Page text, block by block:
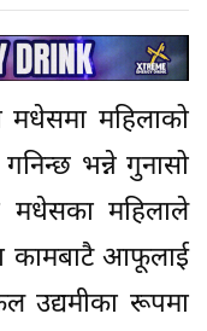
महिलाको
भन्ने गुनासो
मधेसका महिलाले
कामबाटै आफूलाई
उद्यमीका रूपमा